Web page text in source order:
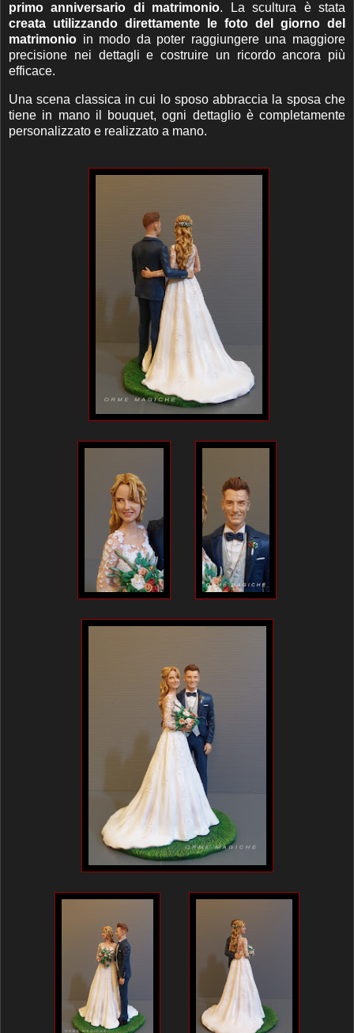
primo anniversario di matrimonio. La scultura è stata
creata utilizzando direttamente le foto del giorno del
matrimonio in modo da poter raggiungere una maggiore
precisione nei dettagli e costruire un ricordo ancora più
efficace.
Una scena classica in cui lo sposo abbraccia la sposa che
tiene in mano il bouquet, ogni dettaglio è completamente
personalizzato e realizzato a mano.